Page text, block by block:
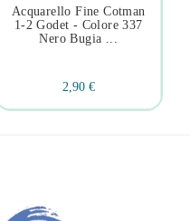
Acquarello Fine Cotman
1-2 Godet - Colore 337
Nero Bugia ...
2,90 €